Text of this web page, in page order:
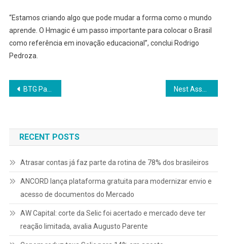
“Estamos criando algo que pode mudar a forma como o mundo
aprende. O Hmagic é um passo importante para colocar o Brasil
como referência em inovação educacional”, conclui Rodrigo
Pedroza.
Navegação
Post
BTG Pactual atinge retorno de 26,9% em 2025 Nest Asset Management estrutura Fundo Imobiliário para financiar unidades do SP Surf Club
RECENT POSTS
Atrasar contas já faz parte da rotina de 78% dos brasileiros
ANCORD lança plataforma gratuita para modernizar envio e
acesso de documentos do Mercado
AW Capital: corte da Selic foi acertado e mercado deve ter
reação limitada, avalia Augusto Parente